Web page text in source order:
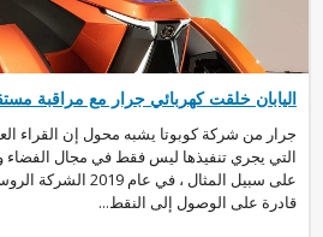
اليابان خلقت كهربائي جرار مع مراقبة
جرار من شركة كوبوتا يشبه محول إن القراء
التي يجري تنفيذها ليس فقط في مجال الفضاء
على سبيل المثال ،
قادرة على الوصول إلى النقط...